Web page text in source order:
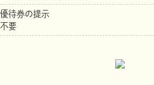
優待券の提示
不要